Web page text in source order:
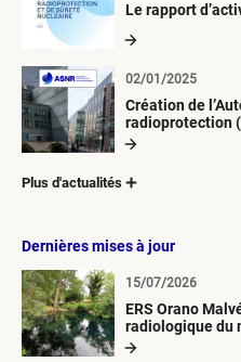
Le rapport
Création de
radioprotection
02/01/2025
Plus d'actualités
Dernières mises à jour
ERS Orano
radiologique du
15/07/2026